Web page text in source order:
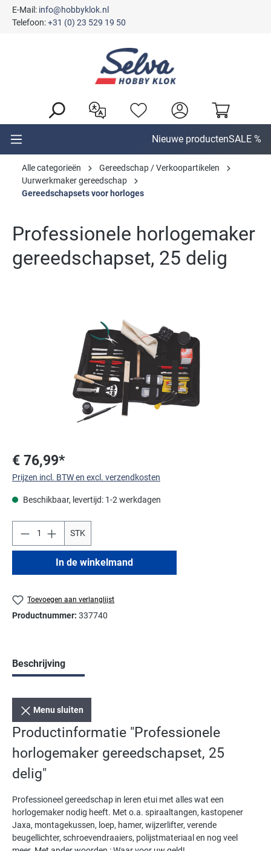
E-Mail: info@hobbyklok.nl
Telefoon:+31 (0) 23 529 19 50
Nieuwe productenSALE %
Alle categorieën
Gereedschap / Verkoopartikelen
Uurwerkmaker gereedschap
Gereedschapsets voor horloges
Professionele horlogemaker
gereedschapset, 25 delig
€ 76,99*
Prijzen incl. BTW en excl. verzendkosten
Beschikbaar, levertijd: 1-2 werkdagen
STK
In de winkelmand
Toevoegen aan verlanglijst
Productnummer: 337740
Beschrijving
Menu sluiten
Productinformatie "Professionele
horlogemaker gereedschapset, 25
delig"
Professioneel gereedschap in leren etui met alles wat een
horlogemaker nodig heeft. Met o.a. spiraaltangen, kastopener
Jaxa, montagekussen, loep, hamer, wijzerlifter, verende
beugellichter, schroevendraaiers, polijstmateriaal en nog veel